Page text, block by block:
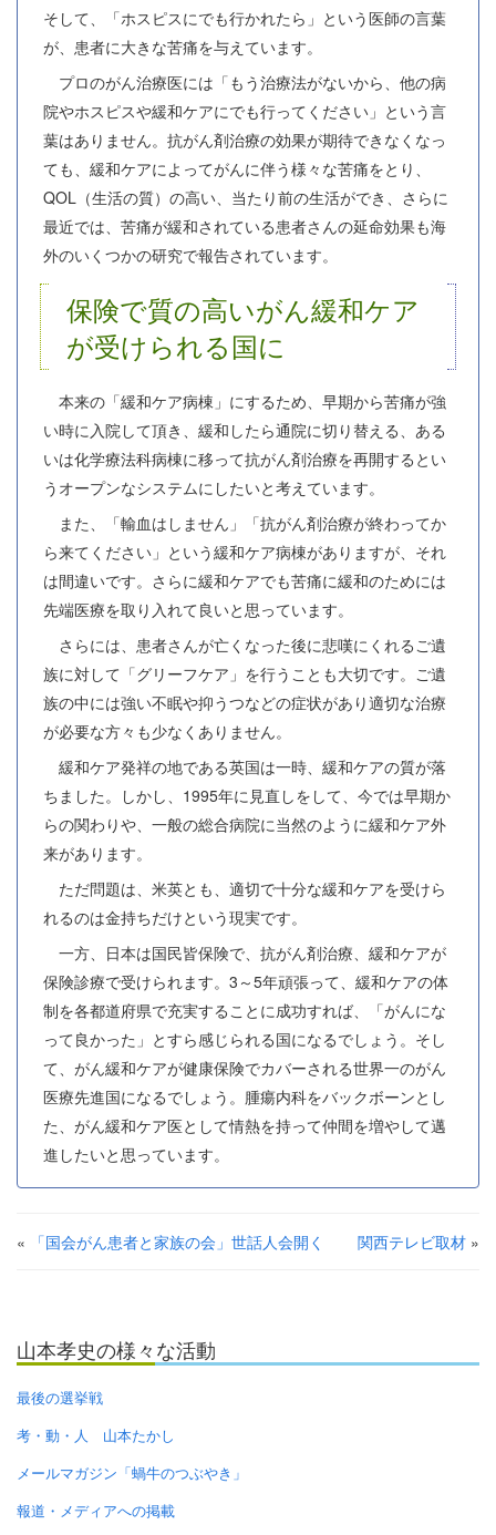
そして、「ホスピスにでも行かれたら」という医師の言葉
が、患者に大きな苦痛を与えています。
プロのがん治療医には「もう治療法がないから、他の病
院やホスピスや緩和ケアにでも行ってください」という言
葉はありません。抗がん剤治療の効果が期待できなくなっ
ても、緩和ケアによってがんに伴う様々な苦痛をとり、
QOL（生活の質）の高い、当たり前の生活ができ、さらに
最近では、苦痛が緩和されている患者さんの延命効果も海
外のいくつかの研究で報告されています。
保険で質の高いがん緩和ケア
が受けられる国に
本来の「緩和ケア病棟」にするため、早期から苦痛が強
い時に入院して頂き、緩和したら通院に切り替える、ある
いは化学療法科病棟に移って抗がん剤治療を再開するとい
うオープンなシステムにしたいと考えています。
また、「輸血はしません」「抗がん剤治療が終わってか
ら来てください」という緩和ケア病棟がありますが、それ
は間違いです。さらに緩和ケアでも苦痛に緩和のためには
先端医療を取り入れて良いと思っています。
さらには、患者さんが亡くなった後に悲嘆にくれるご遺
族に対して「グリーフケア」を行うことも大切です。ご遺
族の中には強い不眠や抑うつなどの症状があり適切な治療
が必要な方々も少なくありません。
緩和ケア発祥の地である英国は一時、緩和ケアの質が落
ちました。しかし、1995年に見直しをして、今では早期か
らの関わりや、一般の総合病院に当然のように緩和ケア外
来があります。
ただ問題は、米英とも、適切で十分な緩和ケアを受けら
れるのは金持ちだけという現実です。
一方、日本は国民皆保険で、抗がん剤治療、緩和ケアが
保険診療で受けられます。3～5年頑張って、緩和ケアの体
制を各都道府県で充実することに成功すれば、「がんにな
って良かった」とすら感じられる国になるでしょう。そし
て、がん緩和ケアが健康保険でカバーされる世界一のがん
医療先進国になるでしょう。腫瘍内科をバックボーンとし
た、がん緩和ケア医として情熱を持って仲間を増やして邁
進したいと思っています。
« 「国会がん患者と家族の会」世話人会開く 関西テレビ取材 »
山本孝史の様々な活動
最後の選挙戦
考・動・人 山本たかし
メールマガジン「蝸牛のつぶやき」
報道・メディアへの掲載